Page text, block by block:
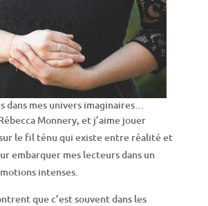
dans mes univers imaginaires…
Monnery, et j’aime jouer
le fil ténu qui existe entre réalité et
embarquer mes lecteurs dans un
intenses.
que c’est souvent dans les